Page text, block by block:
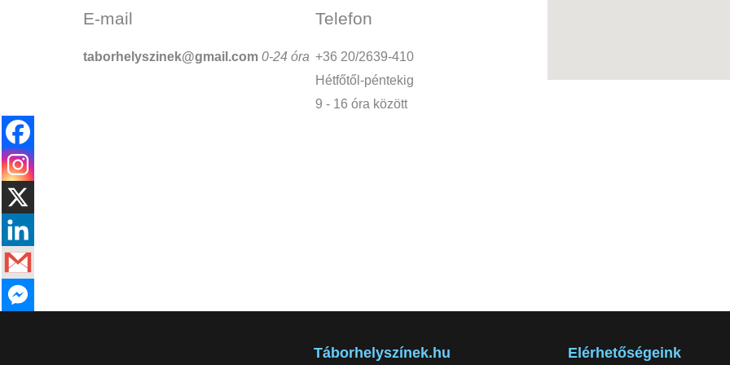
E-mail
taborhelyszinek@gmail.com 0-24 óra
Telefon
+36 20/2639-410
Hétfőtől-péntekig
9 - 16 óra között
Táborhelyszínek.hu Elérhetőségeink